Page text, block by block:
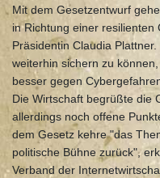
Mit dem Gesetzentwurf
in Richtung einer resilienten
Präsidentin Claudia
weiterhin sichern zu
besser gegen
Die Wirtschaft begrüßte die
allerdings noch offene
dem Gesetz kehre "das
politische Bühne zurück",
Verband der